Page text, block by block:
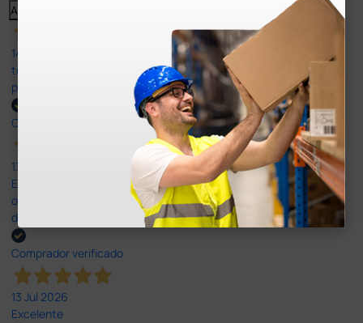
Anterior
14 Jul 2026
todo correcto. podria señalar que un poco caro los portes y el
plazo de entrega se alarga.
Comprador verificado
13 Jul 2026
Es fácil hacer el pedido. El producto, bastante mas barato que en
otras plataformas de material médico. Pero el envío cuesta más
del doble que en cualquier otra empresa dentro de España.
Comprador verificado
13 Jul 2026
Excelente